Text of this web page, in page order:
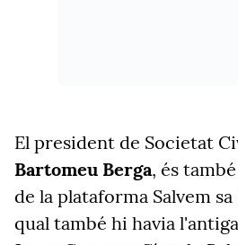
El president de Societat
Bartomeu Berga, és
de la plataforma Salvem
qual també hi havia